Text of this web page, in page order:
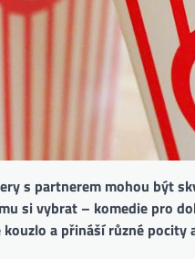
s partnerem mohou být
si vybrat – komedie pro
kouzlo a přináší různé